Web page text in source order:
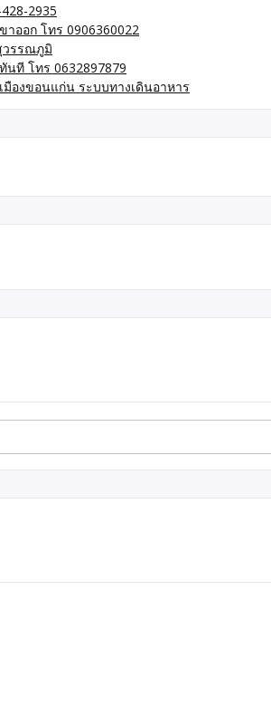
2935
ออก โทร 0906360022
วรรณภูมิ
ที โทร 0632897879
องขอนแก่น ระบบทางเดินอาหาร